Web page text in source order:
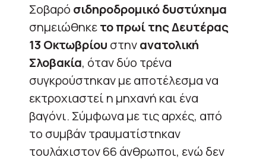
Σοβαρό σιδηροδρομικό δυστύχημα
σημειώθηκετο πρωί της Δευτέρας
13 Οκτωβρίου στηνανατολική
Σλοβακία, όταν δύο τρένα
συγκρούστηκαν με αποτέλεσμα να
εκτροχιαστεί η μηχανή και ένα
βαγόνι. Σύμφωνα με τις αρχές, από
το συμβάν τραυματίστηκαν
τουλάχιστον 66 άνθρωποι, ενώ δεν